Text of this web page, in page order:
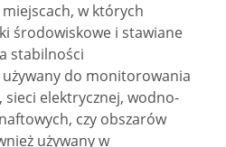
w których
środowiskowe i stawiane
stabilności
używany do monitorowania
elektrycznej, wodno-
czy obszarów
używany w